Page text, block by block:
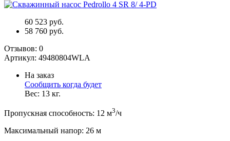
60 523 руб.
58 760 руб.
Отзывов: 0
Артикул: 49480804WLA
На заказ
Сообщить когда будет
Вес: 13 кг.
Пропускная способность: 12 м3/ч
Максимальный напор: 26 м